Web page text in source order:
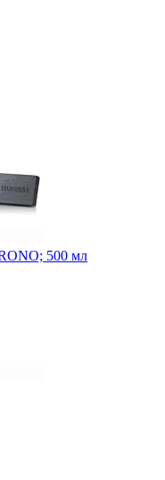
500 мл